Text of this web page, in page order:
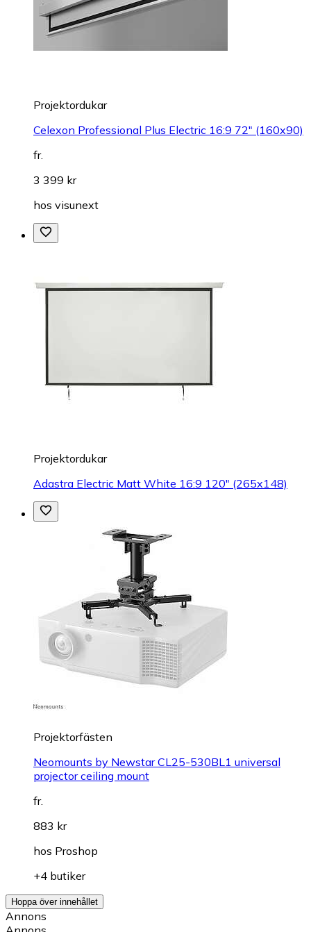
Projektordukar
Celexon Professional Plus Electric 16:9 72" (160x90)
fr.
3 399 kr
hos visunext
Projektordukar
Adastra Electric Matt White 16:9 120" (265x148)
Projektorfästen
Neomounts by Newstar CL25-530BL1 universal
projector ceiling mount
fr.
883 kr
hos Proshop
+4 butiker
Hoppa över innehållet
Annons